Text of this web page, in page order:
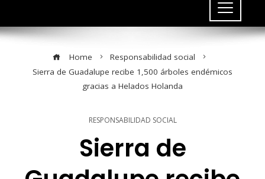
Home
Responsabilidad social
Sierra de Guadalupe recibe 1,500 árboles endémicos
gracias a Helados Holanda
RESPONSABILIDAD SOCIAL
Sierra de